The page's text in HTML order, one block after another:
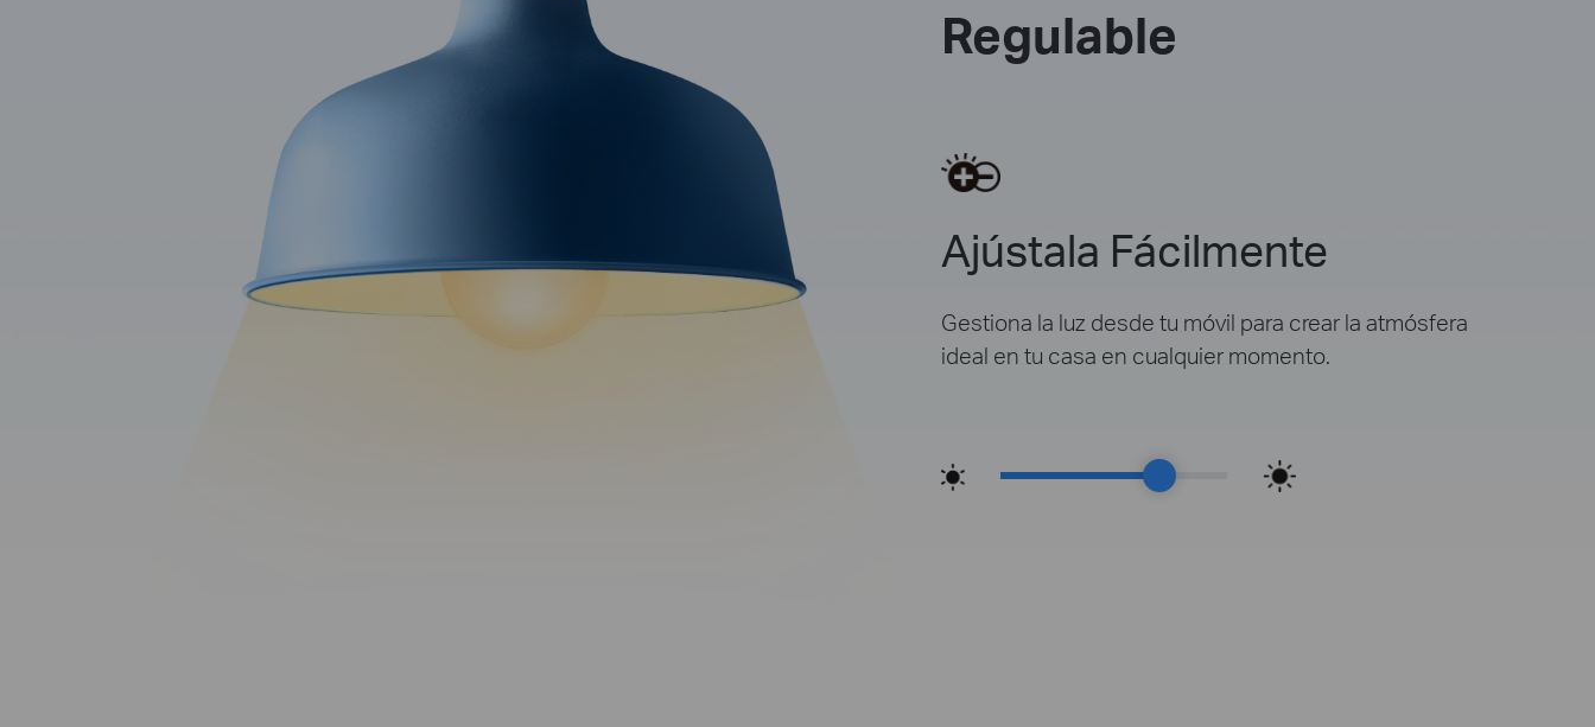
Regulable
Ajústala Fácilmente
Gestiona la luz desde tu móvil para crear la atmósfera
ideal en tu casa en cualquier momento.